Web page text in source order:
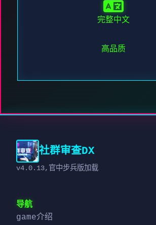
完整中文
高品质
社群审查DX
v4.0.13,官中步兵版加载
导航
game介绍